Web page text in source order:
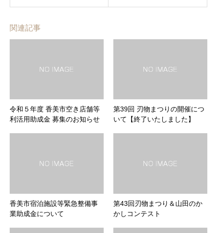
関連記事
令和５年度 香美市空き店舗等
利活用助成金 募集のお知らせ
第39回 刃物まつりの開催につ
いて【終了いたしました】
香美市宿泊施設等緊急整備事
業助成金について
第43回刃物まつり＆山田のか
かしコンテスト